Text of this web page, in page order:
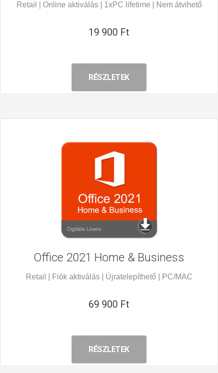
Retail | Online aktiválás | 1xPC lifetime | Nem átvihető
19 900 Ft
RÉSZLETEK
Office 2021 Home & Business
Retail | Fiók aktiválás | Újratelepíthető | PC/MAC
69 900 Ft
RÉSZLETEK